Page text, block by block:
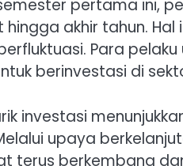
pertama ini,
akhir tahun.
Para
berinvestasi di
investasi
upaya
terus berkembang